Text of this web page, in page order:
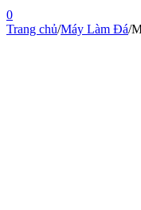
0
Trang chủ/Máy Làm Đá/